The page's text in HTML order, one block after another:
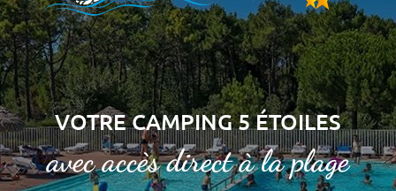
VOTRE CAMPING 5 ÉTOILES
avec accès direct à la plage